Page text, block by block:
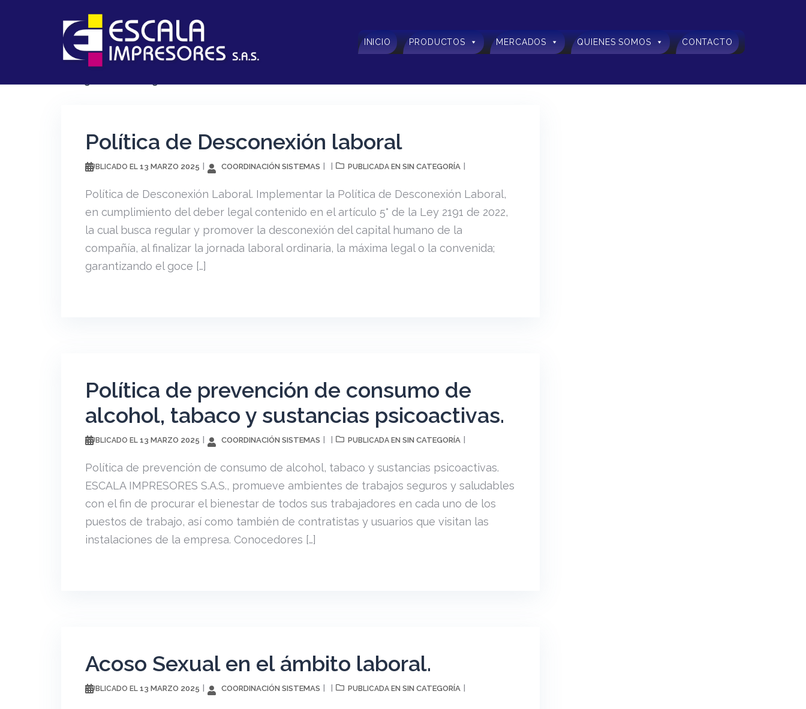
INICIO PRODUCTOS MERCADOS QUIENES SOMOS CONTACTO
Política de Desconexión laboral
PUBLICADO EL 13 MARZO 2025 COORDINACIÓN SISTEMAS PUBLICADA EN SIN CATEGORÍA
Política de Desconexión Laboral. Implementar la Política de Desconexión Laboral,
en cumplimiento del deber legal contenido en el artículo 5° de la Ley 2191 de 2022,
la cual busca regular y promover la desconexión del capital humano de la
compañía, al finalizar la jornada laboral ordinaria, la máxima legal o la convenida;
garantizando el goce […]
Política de prevención de consumo de
alcohol, tabaco y sustancias psicoactivas.
PUBLICADO EL 13 MARZO 2025 COORDINACIÓN SISTEMAS PUBLICADA EN SIN CATEGORÍA
Política de prevención de consumo de alcohol, tabaco y sustancias psicoactivas.
ESCALA IMPRESORES S.A.S., promueve ambientes de trabajos seguros y saludables
con el fin de procurar el bienestar de todos sus trabajadores en cada uno de los
puestos de trabajo, así como también de contratistas y usuarios que visitan las
instalaciones de la empresa. Conocedores […]
Acoso Sexual en el ámbito laboral.
PUBLICADO EL 13 MARZO 2025 COORDINACIÓN SISTEMAS PUBLICADA EN SIN CATEGORÍA